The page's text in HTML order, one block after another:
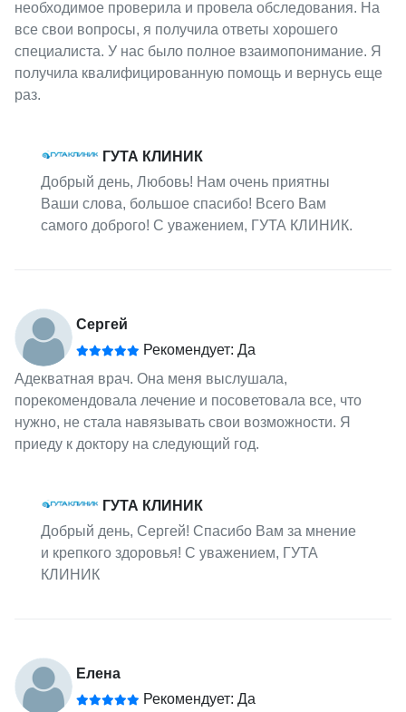
необходимое проверила и провела обследования. На
все свои вопросы, я получила ответы хорошего
специалиста. У нас было полное взаимопонимание. Я
получила квалифицированную помощь и вернусь еще
раз.
ГУТА КЛИНИК
Добрый день, Любовь! Нам очень приятны
Ваши слова, большое спасибо! Всего Вам
самого доброго! С уважением, ГУТА КЛИНИК.
Сергей
Рекомендует: Да
Адекватная врач. Она меня выслушала,
порекомендовала лечение и посоветовала все, что
нужно, не стала навязывать свои возможности. Я
приеду к доктору на следующий год.
ГУТА КЛИНИК
Добрый день, Сергей! Спасибо Вам за мнение
и крепкого здоровья! С уважением, ГУТА
КЛИНИК
Елена
Рекомендует: Да